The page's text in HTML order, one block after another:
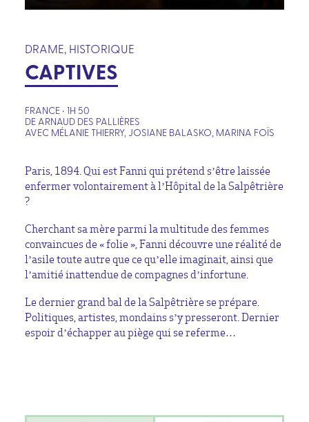
DRAME, HISTORIQUE
CAPTIVES
FRANCE • 1H 50
DE ARNAUD DES PALLIÈRES
AVEC MÉLANIE THIERRY, JOSIANE BALASKO, MARINA FOÏS
Paris, 1894. Qui est Fanni qui prétend s’être laissée
enfermer volontairement à l’Hôpital de la Salpêtrière
?
Cherchant sa mère parmi la multitude des femmes
convaincues de « folie », Fanni découvre une réalité de
l’asile toute autre que ce qu’elle imaginait, ainsi que
l’amitié inattendue de compagnes d’infortune.
Le dernier grand bal de la Salpêtrière se prépare.
Politiques, artistes, mondains s’y presseront. Dernier
espoir d’échapper au piège qui se referme…